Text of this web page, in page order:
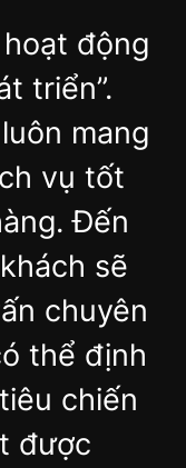
động
triển”.
mang
vụ tốt
Đến
sẽ
chuyên
thể định
chiến
được